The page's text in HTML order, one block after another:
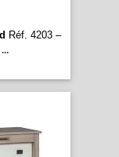
Réf. 4203 –
...